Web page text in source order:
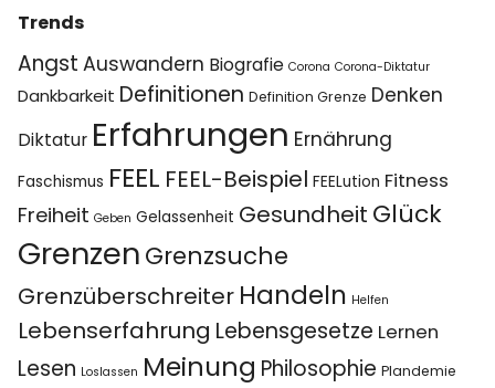
Trends
Angst Auswandern Biografie Corona Corona-Diktatur
Dankbarkeit Definitionen Definition Grenze Denken
Diktatur Erfahrungen Ernährung
Faschismus FEEL FEEL-Beispiel FEELution Fitness
Freiheit Geben Gelassenheit Gesundheit Glück
Grenzen Grenzsuche
Grenzüberschreiter Handeln Helfen
Lebenserfahrung Lebensgesetze Lernen
Lesen Loslassen Meinung Philosophie Plandemie